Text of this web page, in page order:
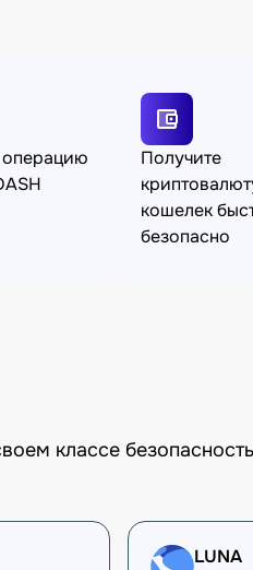
операцию
Получите
кошелек
безопасно
классе
LUNA